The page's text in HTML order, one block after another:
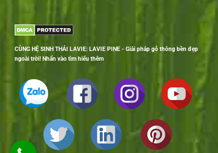
CÙNG HỆ SINH THÁI LAVIE: LAVIE PINE - Giải pháp gỗ thông bền đẹp
ngoài trời! Nhấn vào tìm hiểu thêm